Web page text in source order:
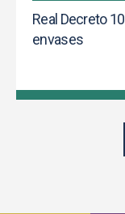
Real Decreto
envases